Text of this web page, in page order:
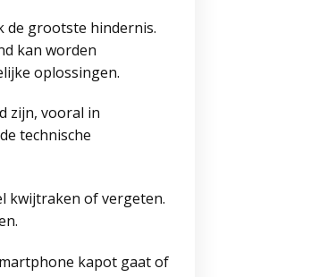
de grootste hindernis.
kan worden
oplossingen.
zijn, vooral in
technische
kwijtraken of vergeten.
kapot gaat of